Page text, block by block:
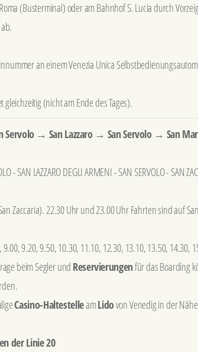
(Busterminal) oder am Bahnhof S. Lucia durch
an einem Venezia Unica
(nicht am Ende des Tages).
Servolo → San Lazzaro → San Servolo → San
- SAN LAZZARO DEGLI ARMENI - SAN SERVOLO - SAN
Zaccaria). 22.30 Uhr und 23.00 Uhr Fahrten sind auf
9.20, 9.50, 10.30, 11.10, 12.30, 13.10, 13.50, 14.30,
beim Segler und Reservierungenfür das Boarding
Casino-HaltestelleamLidovon Venedig in der
der Linie 20